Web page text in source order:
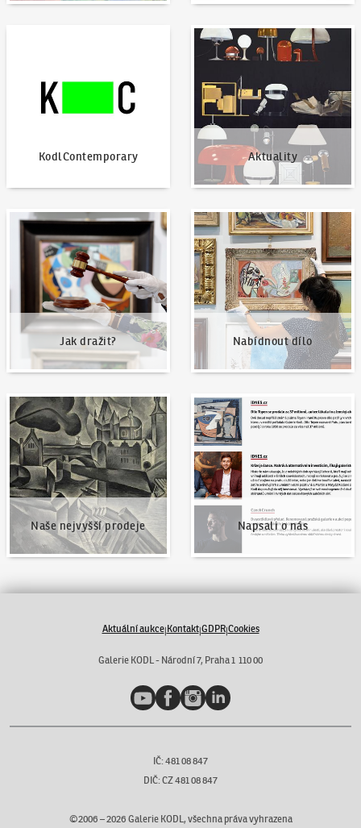
KodlContemporary Aktuality
Aktuality
Jak dražit?
Jak dražit?
Nabídnout dílo
Nabídnout dílo
Naše nejvyšší prodeje
Naše nejvyšší prodeje
Napsali o nás
Napsali o nás
Aktuální aukce|Kontakt|GDPR|Cookies
Galerie KODL - Národní 7, Praha 1 110 00
YouTubeFacebookInstagramLinkedIn
IČ: 481 08 847
DIČ: CZ 481 08 847
©2006 –2026 Galerie KODL, všechna práva vyhrazena